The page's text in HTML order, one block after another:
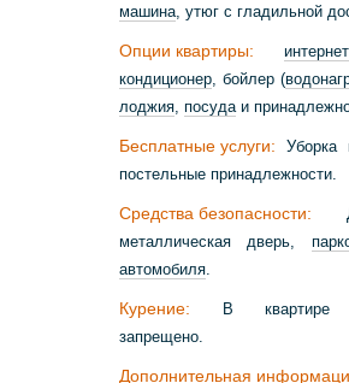
машина , утюг с гладильной
Опции квартиры:
кондиционер , бойлер (
лоджия посуда и
Бесплатные услуги: Уборка
постельные принадлежности.
Средства безопасности:
металлическая дверь,
автомобиля
Курение: В квартире
запрещено.
Дополнительная